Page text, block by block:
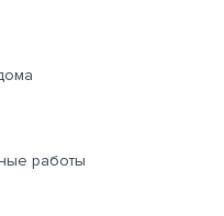
работы